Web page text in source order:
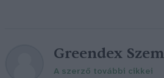
Greendex
A szerző további cikkei